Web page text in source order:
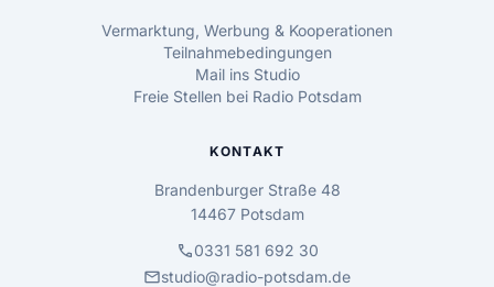
Vermarktung, Werbung & Kooperationen
Teilnahmebedingungen
Mail ins Studio
Freie Stellen bei Radio Potsdam
KONTAKT
Brandenburger Straße 48
14467 Potsdam
call0331 581 692 30
mailstudio@radio-potsdam.de